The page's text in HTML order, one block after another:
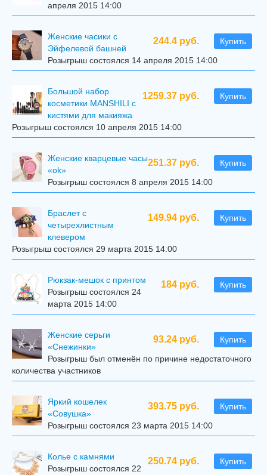
апреля 2015 14:00
244.4 руб. Купить
Женские часики с
Эйфелевой башней
Розыгрыш состоялся 14 апреля 2015 14:00
1259.37 руб. Купить
Большой набор
косметики MANSHILI с
кистями для макияжа
Розыгрыш состоялся 10 апреля 2015 14:00
251.37 руб. Купить
Женские кварцевые часы
«ok»
Розыгрыш состоялся 8 апреля 2015 14:00
149.94 руб. Купить
Браслет с
четырехлистным
клевером
Розыгрыш состоялся 29 марта 2015 14:00
184 руб. Купить
Рюкзак-мешок с принтом
Розыгрыш состоялся 24
марта 2015 14:00
93.24 руб. Купить
Женские серьги
«Снежинки»
Розыгрыш был отменён по причине недостаточного
количества участников
393.75 руб. Купить
Яркий кошелек
«Совушка»
Розыгрыш состоялся 23 марта 2015 14:00
250.74 руб. Купить
Колье с камнями
Розыгрыш состоялся 22